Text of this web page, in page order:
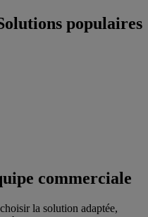
populaires
commerciale
la solution adaptée,